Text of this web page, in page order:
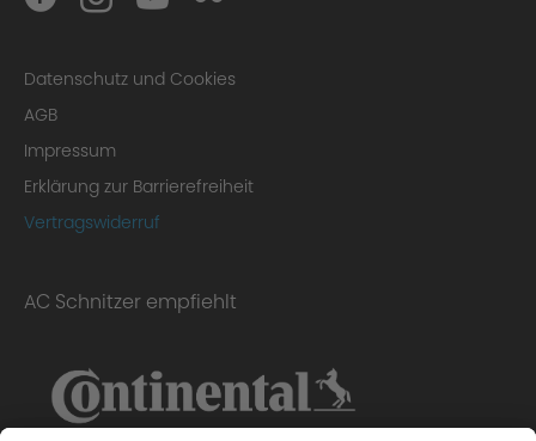
Datenschutz und Cookies
AGB
Impressum
Erklärung zur Barrierefreiheit
Vertragswiderruf
AC Schnitzer empfiehlt